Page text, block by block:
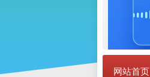
网站首页